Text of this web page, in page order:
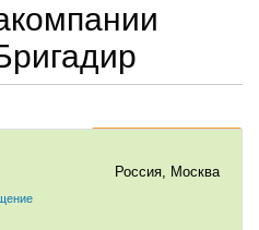
Россия, Москва